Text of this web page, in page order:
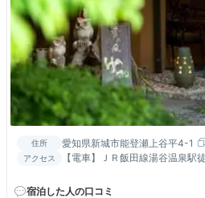
住所 愛知県新城市能登瀬上谷平4-1
アクセス
【電車】ＪＲ飯田線湯谷温泉駅
宿泊した人の口コミ